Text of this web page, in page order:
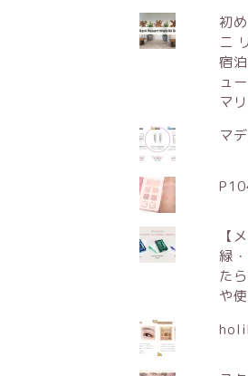
初
ニ
宿
ュ
マ
マ
【
緑
た
や